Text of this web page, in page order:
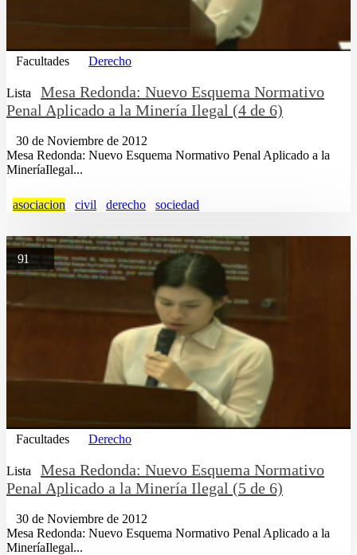
Facultades Derecho
Lista
Mesa Redonda: Nuevo Esquema Normativo
Penal Aplicado a la Minería Ilegal (4 de 6)
30 de Noviembre de 2012
Mesa Redonda: Nuevo Esquema Normativo Penal Aplicado a la
MineríaIlegal...
asociacion civil derecho sociedad
91
Facultades Derecho
Lista
Mesa Redonda: Nuevo Esquema Normativo
Penal Aplicado a la Minería Ilegal (5 de 6)
30 de Noviembre de 2012
Mesa Redonda: Nuevo Esquema Normativo Penal Aplicado a la
MineríaIlegal...